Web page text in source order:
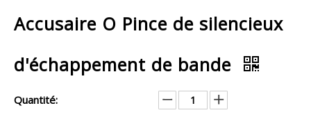
Accusaire O Pince de silencieux
d'échappement de bande
Quantité: